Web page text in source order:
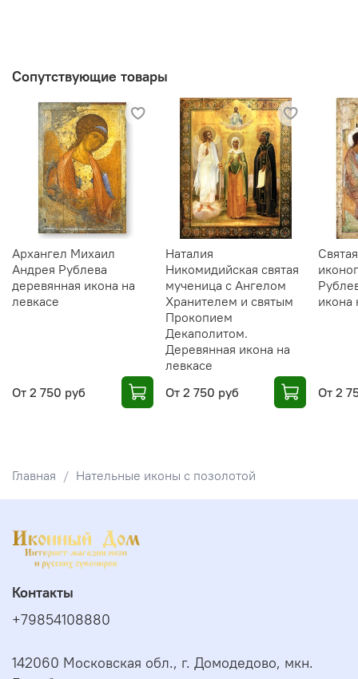
Сопутствующие товары
Архангел Михаил
Андрея Рублева
деревянная икона на
левкасе
От 2 750 руб
Наталия
Никомидийская святая
мученица с Ангелом
Хранителем и святым
Прокопием
Декаполитом.
Деревянная икона на
левкасе
От 2 750 руб
икона
От 2
Главная Нательные иконы с позолотой
Контакты
+79854108880
142060 Московская обл., г. Домодедово, мкн.